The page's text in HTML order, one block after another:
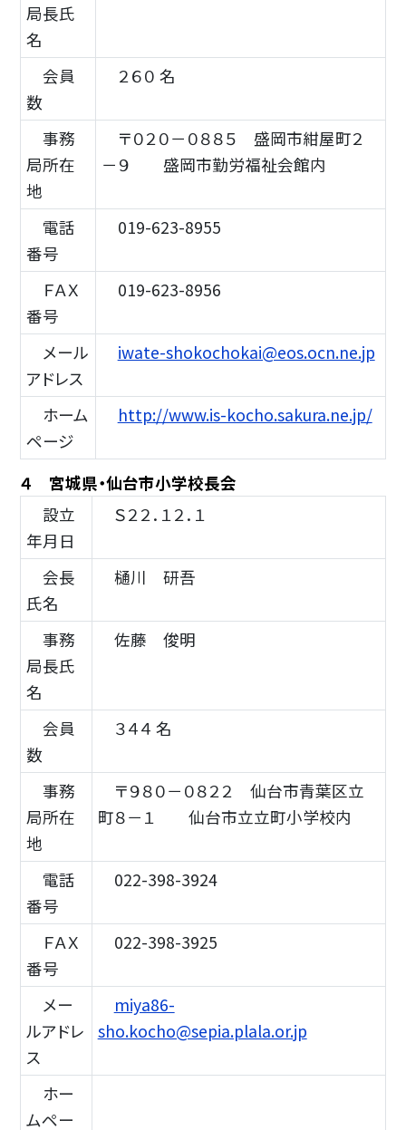
局長氏
名
会員
数
２６０ 名
事務
局所在
地
〒０２０－０８８５ 盛岡市紺屋町２
－９ 盛岡市勤労福祉会館内
電話
番号
019-623-8955
ＦＡＸ
番号
019-623-8956
メール
アドレス
iwate-shokochokai@eos.ocn.ne.jp
ホーム
ページ
http://www.is-kocho.sakura.ne.jp/
４ 宮城県・仙台市小学校長会
設立
年月日
Ｓ２２．１２．１
会長
氏名
樋川 研吾
事務
局長氏
名
佐藤 俊明
会員
数
３４４ 名
事務
局所在
地
〒９８０－０８２２ 仙台市青葉区立
町８－１ 仙台市立立町小学校内
電話
番号
022-398-3924
ＦＡＸ
番号
022-398-3925
メー
ルアドレ
ス
miya86-
sho.kocho@sepia.plala.or.jp
ホー
ムペー